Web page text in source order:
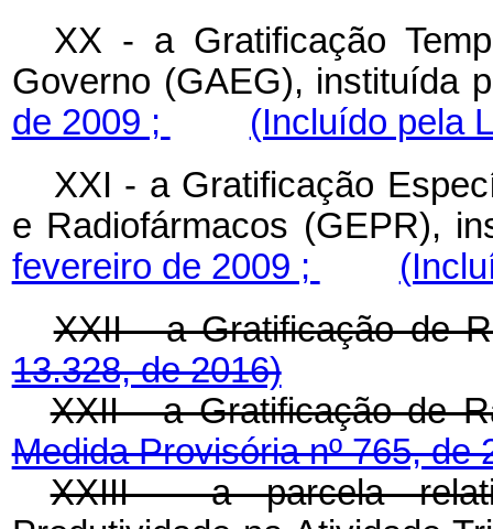
XX - a Gratificação
Governo (GAEG), instituída
de 2009 ;
(Incluído pela
XXI - a Gratificação
e Radiofármacos (GEPR),
fevereiro de 2009 ;
XXII - a
13.328, de 2016)
XXII - a Gratificação de
Medida Provisória nº 765, de
XXIII - a parcela